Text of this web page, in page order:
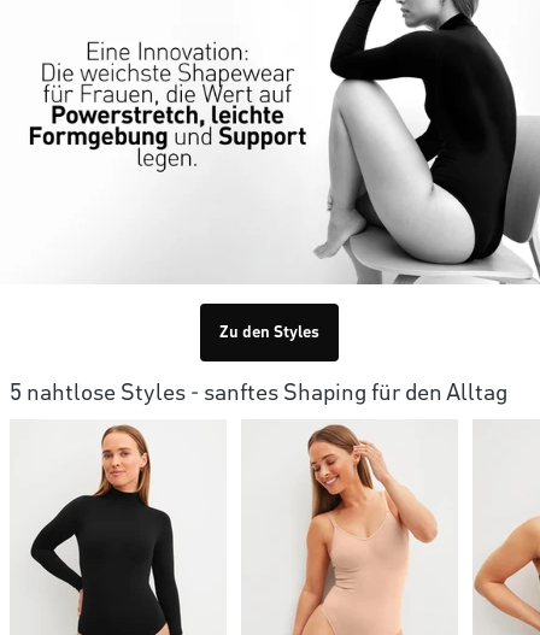
Zu den Styles
5 nahtlose Styles - sanftes Shaping für den Alltag